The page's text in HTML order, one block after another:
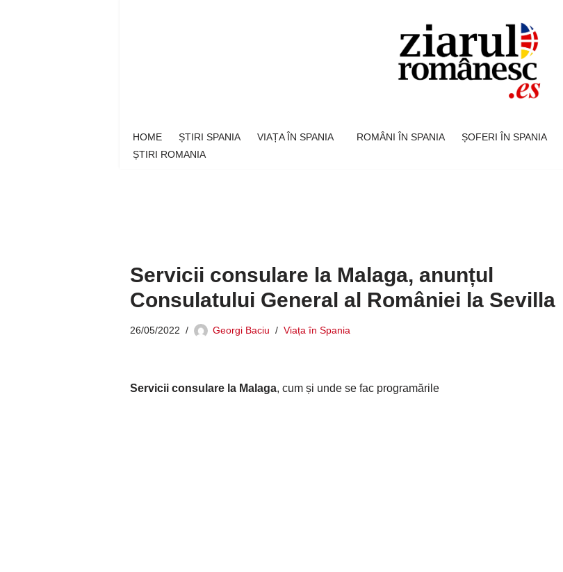
HOME ȘTIRI SPANIA VIAȚA ÎN SPANIA ROMÂNI ÎN SPANIA ȘOFERI ÎN SPANIA
ȘTIRI ROMANIA
Servicii consulare la Malaga, anunțul
Consulatului General al României la Sevilla
26/05/2022 Georgi Baciu Viața în Spania
Servicii consulare la Malaga, cum și unde se fac programările